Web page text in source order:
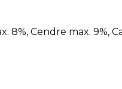
Cendre max. 9%,